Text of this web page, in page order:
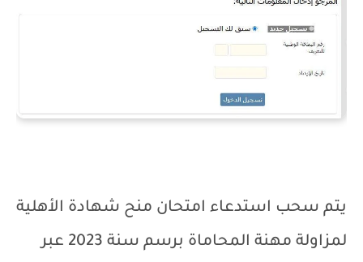
يتم سحب استدعاء امتحان منح شهادة الأهلية
لمزاولة مهنة المحاماة برسم سنة 2023 عبر